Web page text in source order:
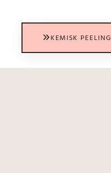
KEMISK PEELING